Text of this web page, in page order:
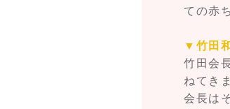
ての赤
▼竹田
竹田会
ねてき
会長は